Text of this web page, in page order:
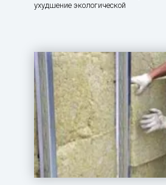
ухудшение экологической